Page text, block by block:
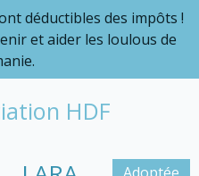
HDF
déductibles des impôts !
et aider les loulous de